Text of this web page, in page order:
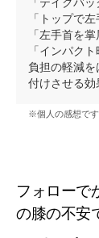
「テイクバ
「トップで
「左手首を
「インパク
負担の軽減
付けさせる効
※個人の感想です
フォローで
の膝の不安